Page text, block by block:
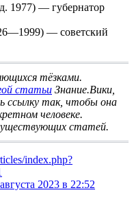
1977) — губернатор
— советский
тёзками.
статьи Знание.Вики,
ссылку так, чтобы она
человеке.
статей.
index.php?
2023 в 22:52